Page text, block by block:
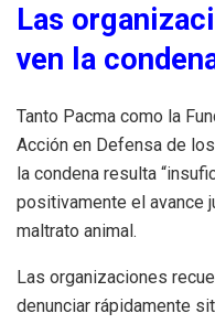
Las
ven la
Tanto Pacma como la
Acción en Defensa de
la condena resulta
positivamente el avance
maltrato animal.
Las organizaciones
denunciar rápidamente